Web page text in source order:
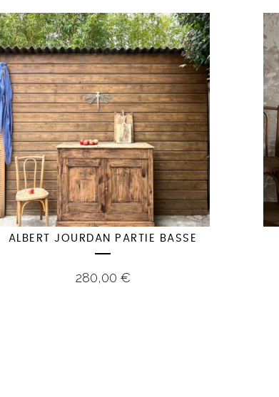
ALBERT JOURDAN PARTIE BASSE
280,00 €